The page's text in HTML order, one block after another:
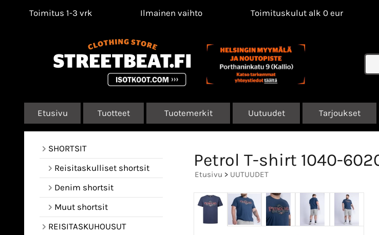
Toimitus 1-3 vrk Ilmainen vaihto Toimituskulut alk 0 eur
Etusivu Tuotteet Tuotemerkit Uutuudet Tarjoukset
SHORTSIT
Reisitaskulliset shortsit
Denim shortsit
Muut shortsit
REISITASKUHOUSUT
Petrol T-shirt 1040-
Etusivu > UUTUUDET